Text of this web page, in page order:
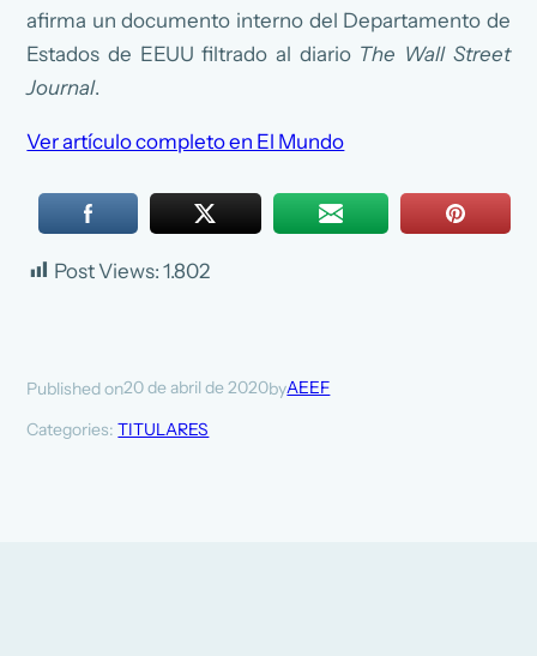
afirma un documento interno del Departamento de
Estados de EEUU filtrado al diario The Wall Street
Journal.
Ver artículo completo en El Mundo
Post Views: 1.802
Published on20 de abril de 2020byAEEF
Categories:TITULARES